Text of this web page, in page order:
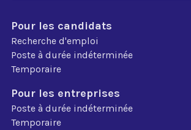
Pour les candidats
Recherche d'emploi
Poste à durée indéterminée
Temporaire
Pour les entreprises
Poste à durée indéterminée
Temporaire